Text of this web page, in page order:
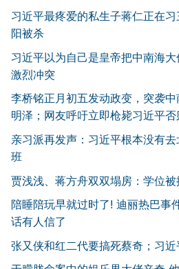
习近平最疼爱的私生子蒋仁正在
阳被杀
习近平以为自己是皇帝把中南海
激烈冲突
李桥铭正月初五发动政变，突袭
明泽；网友呼吁立即枪毙习近平
亲习派再发声：习近平根本没有
班
贾浅浅、蒋方舟双双塌房：学位
陪睡陪玩早就过时了! 迪丽热巴事
话有人信了
张又侠和红二代要搞死蔡奇；习近